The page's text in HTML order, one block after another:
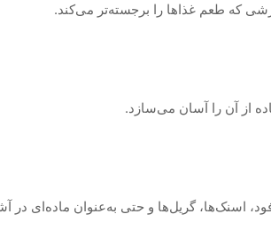
که طعم غذاها را برجسته‌تر می‌کند.
از آن را آسان می‌سازد.
اسنک‌ها، گریل‌ها و حتی به‌عنوان ماده‌ای در